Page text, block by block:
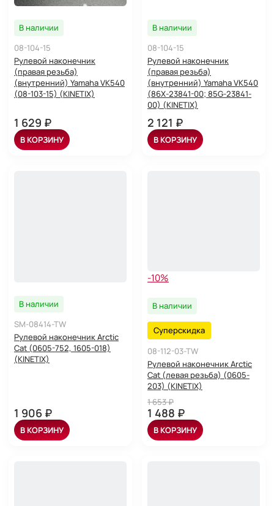
В наличии
08-104-15
Рулевой наконечник
(правая резьба)
(внутренний) Yamaha VK540
(08-103-15) (KINETIX)
1 629 ₽
В КОРЗИНУ
В наличии
08-104-15
Рулевой наконечник
(правая резьба)
(внутренний) Yamaha VK540
(86X-23841-00; 85G-23841-
00) (KINETIX)
2 121 ₽
В КОРЗИНУ
В наличии
SM-08414-TW
Рулевой наконечник Arctic
Cat (0605-752, 1605-018)
(KINETIX)
1 906 ₽
В КОРЗИНУ
-10%
В наличии
Суперскидка
08-112-03-TW
Рулевой наконечник Arctic
Cat (левая резьба) (0605-
203) (KINETIX)
1 653 ₽
1 488 ₽
В КОРЗИНУ